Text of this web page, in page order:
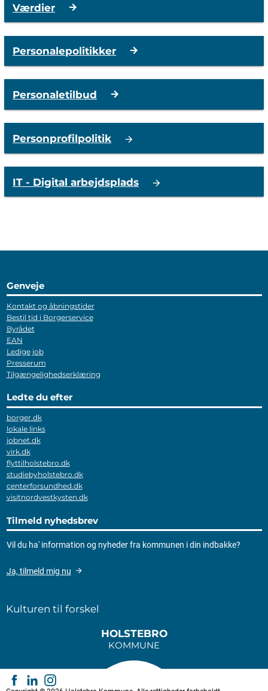
Værdier
Personalepolitikker
Personaletilbud
Personprofilpolitik
IT - Digital arbejdsplads
Genveje
Kontakt og åbningstider
Bestil tid i Borgerservice
Byrådet
EAN
Ledige job
Presserum
Tilgængelighedserklæring
Ledte du efter
borger.dk
lokale links
jobnet.dk
virk.dk
flyttilholstebro.dk
studiebyholstebro.dk
centerforsundhed.dk
visitnordvestkysten.dk
Tilmeld nyhedsbrev
Vil du ha' information og nyheder fra kommunen i din indbakke?
Ja, tilmeld mig nu
Kulturen til forskel
HOLSTEBRO
KOMMUNE